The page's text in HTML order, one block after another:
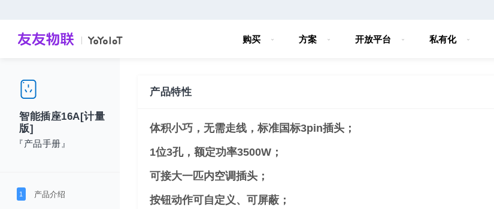
购买 方案 开放平台 私有化
智能插座16A[计量
版]
『产品手册』
1 产品介绍
产品特性
体积小巧，无需走线，标准国标3pin插头；
1位3孔，额定功率3500W；
可接大一匹内空调插头；
按钮动作可自定义、可屏蔽；